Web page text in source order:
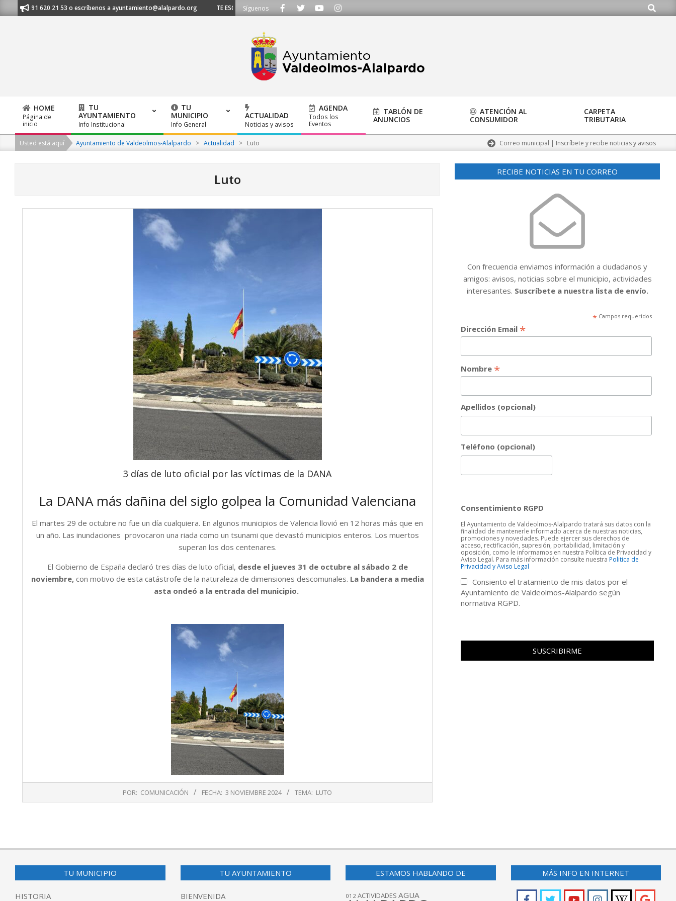
to
al 91 620 21 53 o escríbenos a ayuntamiento@alalpardo.org TE ESCUCHAMOS - Llámanos al 91 620 21 53 o escríbenos a ayuntamiento@alalpardo.org
Síguenos Buscar
Primary
Navigation
Menu
HOME
Página de
inicio
TU
AYUNTAMIENTO
Info Institucional
TU
MUNICIPIO
Info General
ACTUALIDAD
Noticias y avisos
AGENDA
Todos los
Eventos
TABLÓN DE
ANUNCIOS
ATENCIÓN AL
CONSUMIDOR
CARPETA
TRIBUTARIA
Usted está aquí Ayuntamiento de Valdeolmos-Alalpardo > Actualidad > Luto Correo municipal | Inscríbete y recibe noticias y avisos
Luto
3 días de luto oficial por las víctimas de la DANA
La DANA más dañina del siglo golpea la Comunidad Valenciana
El martes 29 de octubre no fue un día cualquiera. En algunos municipios de Valencia llovió en 12 horas más que en
un año. Las inundaciones provocaron una riada como un tsunami que devastó municipios enteros. Los muertos
superan los dos centenares.
El Gobierno de España declaró tres días de luto oficial, desde el jueves 31 de octubre al sábado 2 de
noviembre,con motivo de esta catástrofe de la naturaleza de dimensiones descomunales. La bandera a media
asta ondeó a la entrada del municipio.
POR: COMUNICACIÓN FECHA: 3 NOVIEMBRE 2024 TEMA: LUTO
RECIBE NOTICIAS EN TU CORREO
Con frecuencia enviamos información a ciudadanos y
amigos: avisos, noticias sobre el municipio, actividades
interesantes. Suscríbete a nuestra lista de envío.
* Campos requeridos
Dirección Email *
Nombre *
Apellidos (opcional)
Teléfono (opcional)
Consentimiento RGPD
El Ayuntamiento de Valdeolmos-Alalpardo tratará sus datos con la
finalidad de mantenerle informado acerca de nuestras noticias,
promociones y novedades. Puede ejercer sus derechos de
acceso, rectificación, supresión, portabilidad, limitación y
oposición, como le informamos en nuestra Política de Privacidad y
Aviso Legal. Para más información consulte nuestraPolitica de
Privacidad y Aviso Legal
Consiento el tratamiento de mis datos por el
Ayuntamiento de Valdeolmos-Alalpardo según
normativa RGPD.
TU MUNICIPIO
HISTORIA
TU AYUNTAMIENTO
BIENVENIDA
ESTAMOS HABLANDO DE
012 ACTIVIDADES AGUA
MÁS INFO EN INTERNET